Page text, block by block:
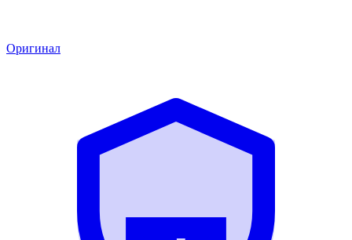
Оригинал